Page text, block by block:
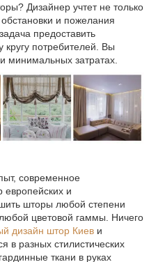
Дизайнер учтет не только
и пожелания
предоставить
кругу потребителей. Вы
минимальных затратах.
современное
и
шторы любой степени
цветовой гаммы. Ничего
дизайн штор Киев и
в разных стилистических
ткани в руках